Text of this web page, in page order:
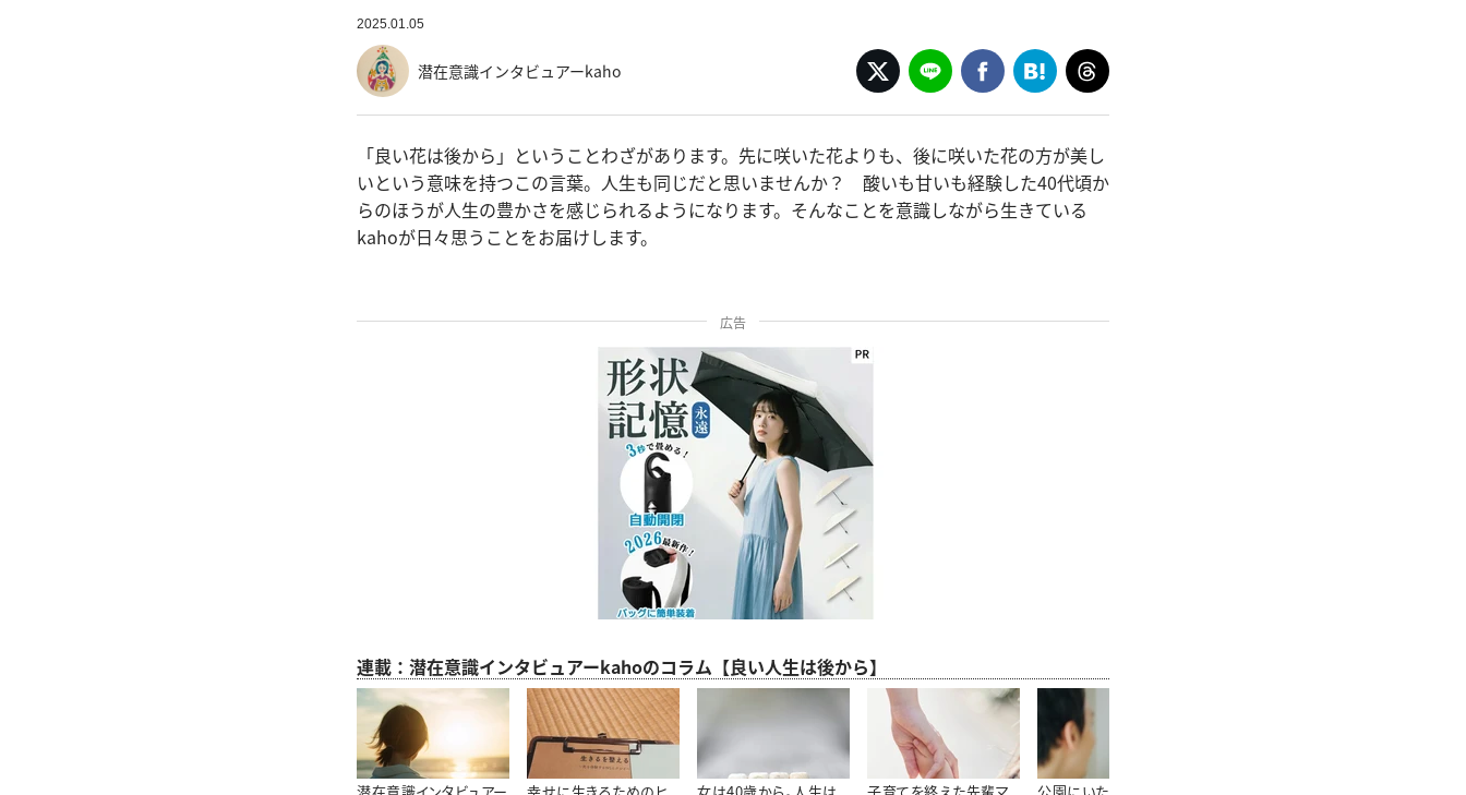
2025.01.05
潜在意識インタビュアーkaho
「良い花は後から」ということわざがあります。先に咲いた花よりも、後に咲いた花の方が美し
いという意味を持つこの言葉。人生も同じだと思いませんか？ 酸いも甘いも経験した40代頃か
らのほうが人生の豊かさを感じられるようになります。そんなことを意識しながら生きている
kahoが日々思うことをお届けします。
広告
連載：潜在意識インタビュアーkahoのコラム【良い人生は後から】
潜在意識インタビュアー 幸せに生きるためのヒ 女は40歳から。人生は 子育てを終えた先輩マ 公園にいた“大きなレジ